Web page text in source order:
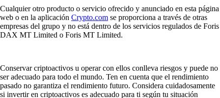
Cualquier otro producto o servicio ofrecido y anunciado en esta página
web o en la aplicación Crypto.com se proporciona a través de otras
empresas del grupo y no está dentro de los servicios regulados de Foris
DAX MT Limited o Foris MT Limited.
Conservar criptoactivos u operar con ellos conlleva riesgos y puede no
ser adecuado para todo el mundo. Ten en cuenta que el rendimiento
pasado no garantiza el rendimiento futuro. Considera cuidadosamente
si invertir en criptoactivos es adecuado para ti según tu situación